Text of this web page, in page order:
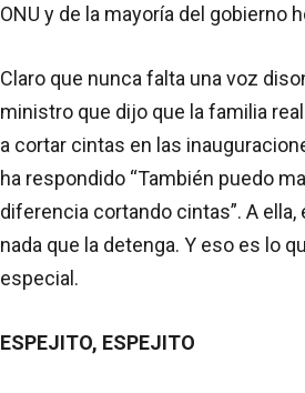
ONU y de la mayoría del gobierno
Claro que nunca falta una voz
ministro que dijo que la familia
a cortar cintas en las
ha respondido “También puedo
diferencia cortando cintas”. A ella,
nada que la detenga. Y eso es lo
especial.
ESPEJITO, ESPEJITO